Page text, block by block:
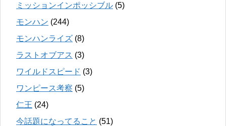
ミッションインポッシブル (5)
モンハン (244)
モンハンライズ (8)
ラストオブアス (3)
ワイルドスピード (3)
ワンピース考察 (5)
仁王 (24)
今話題になってること (51)